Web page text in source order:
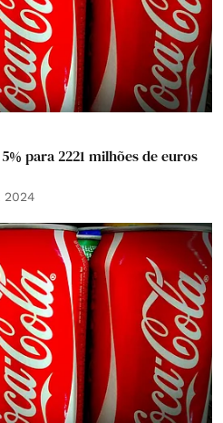
para 2221 milhões de euros
2024